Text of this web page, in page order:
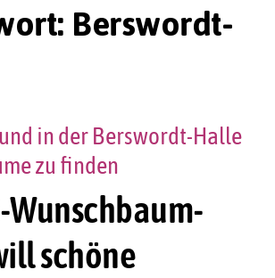
Berswordt-
Wunschbaum-
schöne
in der Berswordt-Halle
zu finden